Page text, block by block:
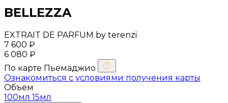
BELLEZZA
EXTRAIT DE PARFUM by terenzi
7 600 ₽
6 080 ₽
По карте Пьемаджио
Ознакомиться с условиями получения карты
Объем
100мл 15мл